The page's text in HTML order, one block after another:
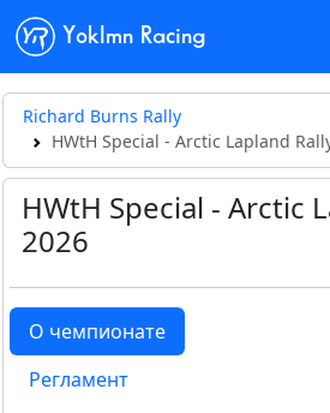
Yoklmn Racing
Richard Burns Rally
HWtH Special - Arctic Lapland
HWtH Special - Arctic
2026
О чемпионате
Регламент